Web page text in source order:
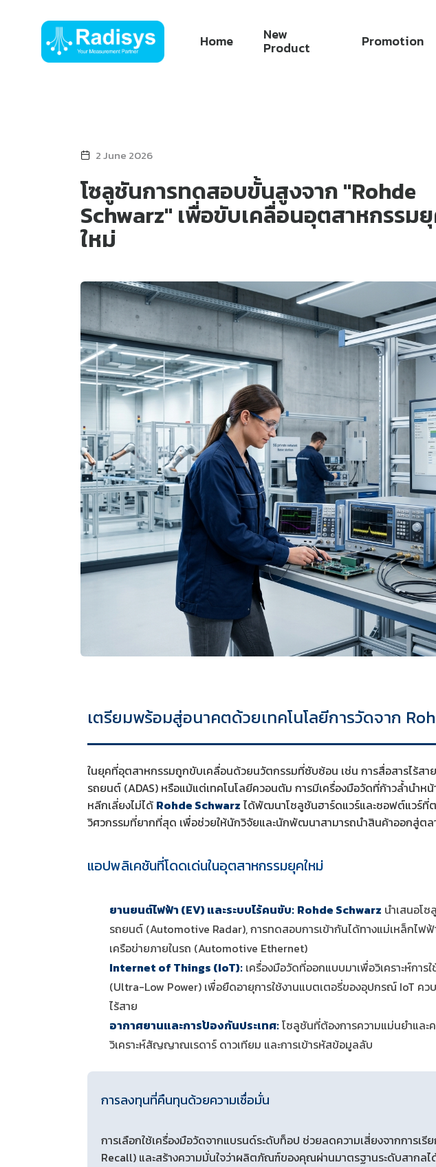
Home New
Product Promotion
2 June 2026
โซลูชันการทดสอบขั้นสูงจาก "Rohde
Schwarz" เพื่อขับเคลื่อนอุตสาหกรรม
ใหม่
เตรียมพร้อมสู่อนาคตด้วยเทคโนโลยีการวัดจาก
ในยุคที่อุตสาหกรรมถูกขับเคลื่อนด้วยนวัตกรรมที่ซับซ้อน เช่น การสื่อสารไร้สาย
รถยนต์ (ADAS) หรือแม้แต่เทคโนโลยีควอนตัม การมีเครื่องมือวัดที่ก้าวล้ำนำหน้
หลีกเลี่ยงไม่ได้ Rohde Schwarz ได้พัฒนาโซลูชันฮาร์ดแวร์และซอฟต์แวร์ที่
วิศวกรรมที่ยากที่สุด เพื่อช่วยให้นักวิจัยและนักพัฒนาสามารถนำสินค้าออกสู่ตล
แอปพลิเคชันที่โดดเด่นในอุตสาหกรรมยุคใหม่
ยานยนต์ไฟฟ้า (EV) และระบบไร้คนขับ: Rohde Schwarz นำเสนอโ
รถยนต์ (Automotive Radar), การทดสอบการเข้ากันได้ทางแม่เหล็กไฟฟ้
เครือข่ายภายในรถ (Automotive Ethernet)
Internet of Things (IoT): เครื่องมือวัดที่ออกแบบมาเพื่อวิเคราะห์กา
(Ultra-Low Power) เพื่อยืดอายุการใช้งานแบตเตอรี่ของอุปกรณ์ IoT ควบ
ไร้สาย
อากาศยานและการป้องกันประเทศ:โซลูชันที่ต้องการความแม่นยำและ
วิเคราะห์สัญญาณเรดาร์ ดาวเทียม และการเข้ารหัสข้อมูลลับ
การลงทุนที่คืนทุนด้วยความเชื่อมั่น
การเลือกใช้เครื่องมือวัดจากแบรนด์ระดับท็อป ช่วยลดความเสี่ยงจากการเ
Recall) และสร้างความมั่นใจว่าผลิตภัณฑ์ของคุณผ่านมาตรฐานระดับสากลไ